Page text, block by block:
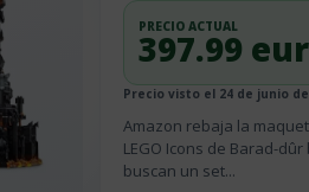
PRECIO ACTUAL
397.99
Precio visto el 24 de junio de
Amazon rebaja la
LEGO Icons de Barad-
buscan un set...